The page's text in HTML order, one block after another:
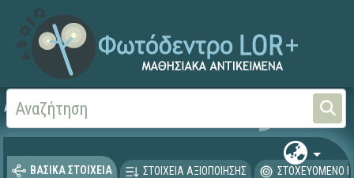
Αρχική Μαθαίνουμε στο Σπίτι
ΒΑΣΙΚΑ ΣΤΟΙΧΕΙΑ ΣΤΟΙΧΕΙΑ ΑΞΙΟΠΟΙΗΣΗΣ ΣΤΟΧΕΥΟΜΕΝΟ